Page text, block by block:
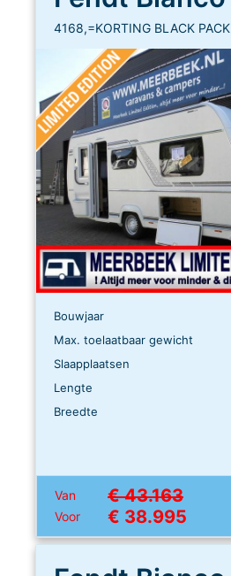
4168,=KORTING BLACK PACK
Bouwjaar
Max. toelaatbaar gewicht
Slaapplaatsen
Lengte
Breedte
Van € 43.163
Voor € 38.995